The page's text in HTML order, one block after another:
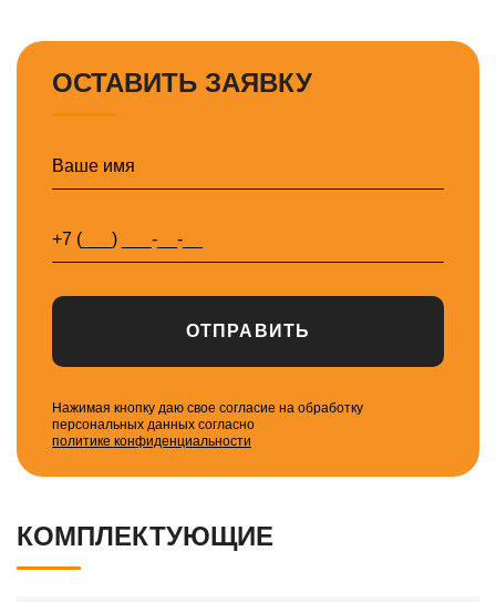
ОСТАВИТЬ ЗАЯВКУ
ОТПРАВИТЬ
Нажимая кнопку даю свое согласие на обработку
персональных данных согласно
политике конфиденциальности
КОМПЛЕКТУЮЩИЕ